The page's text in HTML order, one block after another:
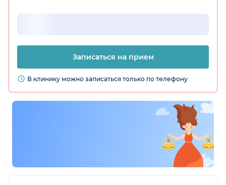
Записаться на прием
В клинику можно записаться только по телефону